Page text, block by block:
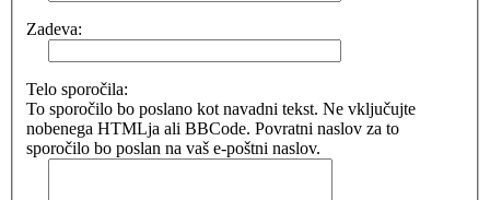
Zadeva:
Telo sporočila:
To sporočilo bo poslano kot navadni tekst. Ne vključujte
nobenega HTMLja ali BBCode. Povratni naslov za to
sporočilo bo poslan na vaš e-poštni naslov.